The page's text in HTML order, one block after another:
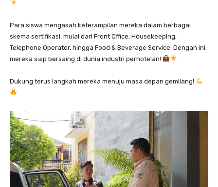
Para siswa mengasah keterampilan mereka dalam berbagai
skema sertifikasi, mulai dari Front Office, Housekeeping,
Telephone Operator, hingga Food & Beverage Service. Dengan ini,
mereka siap bersaing di dunia industri perhotelan!
Dukung terus langkah mereka menuju masa depan gemilang!